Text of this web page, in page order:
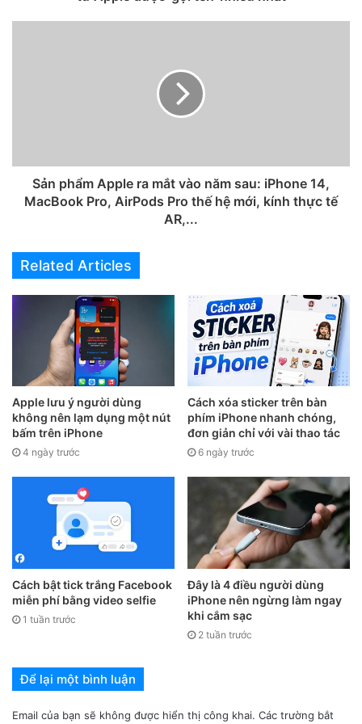
Với những hướng dẫn trên đây hy vọng các bạn sẽ xem
được các báo cáo bảo mật của các ứng dụng đang sử dụng
trên iPhone, giúp bạn sớm ngăn chặn các ứng dụng bảo
Sản phẩm Apple ra mắt vào năm sau: iPhone 14,
MacBook Pro, AirPods Pro thế hệ mới, kính thực tế
AR,...
Related Articles
Apple lưu ý người dùng
không nên lạm dụng một nút
bấm trên iPhone
4 ngày trước
Cách xóa sticker trên bàn
phím iPhone nhanh chóng,
đơn giản chỉ với vài thao tác
6 ngày trước
Cách bật tick trắng Facebook
miễn phí bằng video selfie
1 tuần trước
Đây là 4 điều người dùng
iPhone nên ngừng làm ngay
khi cắm sạc
2 tuần trước
Để lại một bình luận
Email của bạn sẽ không được hiển thị công khai. Các trường bắt